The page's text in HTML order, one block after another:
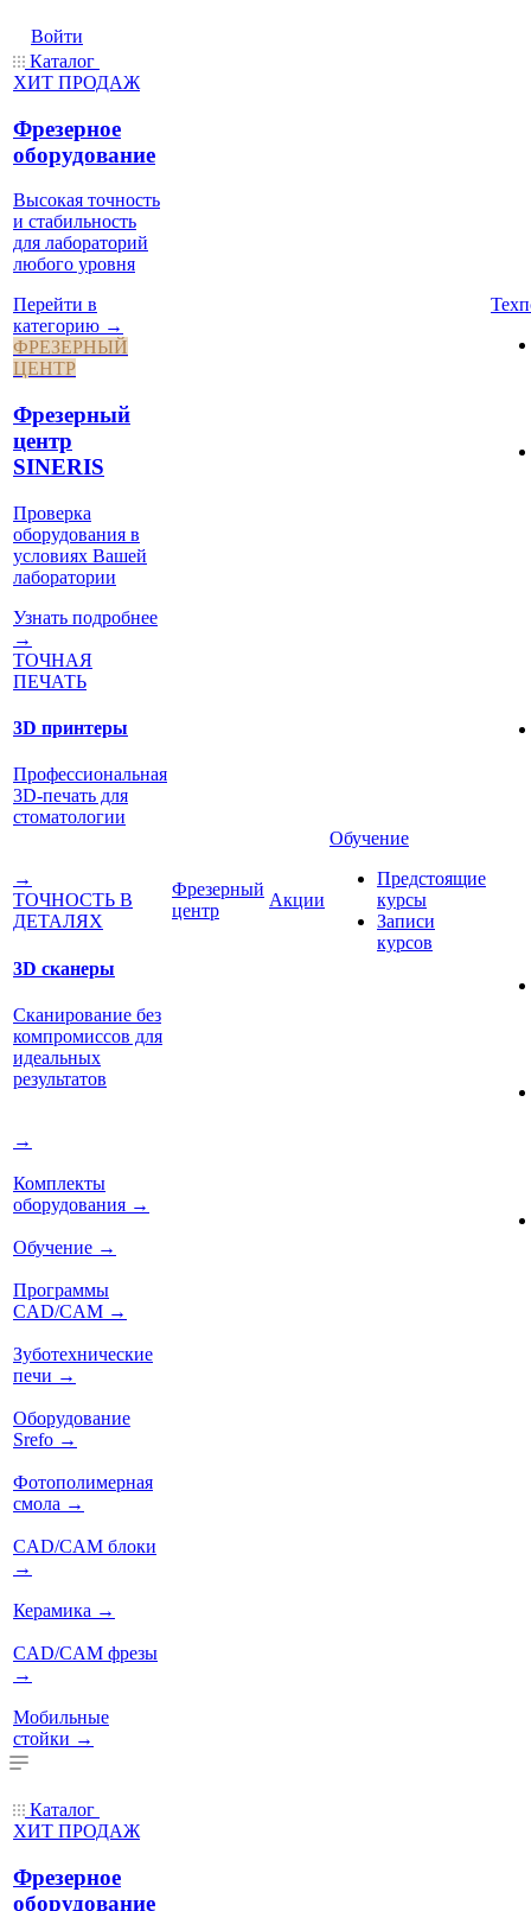
Войти
Каталог
ХИТ ПРОДАЖ
Фрезерное
оборудование
Высокая точность
и стабильность
для лабораторий
любого уровня
Перейти в
категорию →
ФРЕЗЕРНЫЙ
ЦЕНТР
Фрезерный
центр
SINERIS
Проверка
оборудования в
условиях Вашей
лаборатории
Узнать подробнее
→
ТОЧНАЯ
ПЕЧАТЬ
3D принтеры
Профессиональная
3D-печать для
стоматологии
→
ТОЧНОСТЬ В
ДЕТАЛЯХ
3D сканеры
Сканирование без
компромиссов для
идеальных
результатов
→
Комплекты
оборудования →
Обучение →
Программы
CAD/CAM →
Зуботехнические
печи →
Оборудование
Srefo →
Фотополимерная
смола →
CAD/CAM блоки
→
Керамика →
CAD/CAM фрезы
→
Мобильные
стойки →
Фрезерный
центр
Акции
Обучение
Предстоящие
курсы
Записи
курсов
Каталог
ХИТ ПРОДАЖ
Фрезерное
оборудование